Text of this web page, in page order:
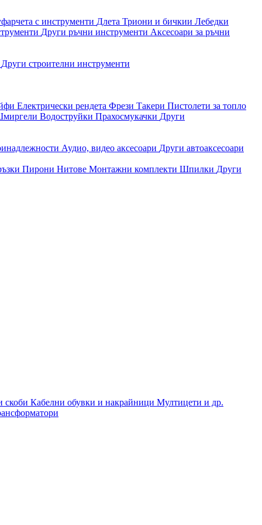
с инструменти Длета Триони и бичкии Лебедки
Други ръчни инструменти Аксесоари за ръчни
Други строителни инструменти
Електрически рендета Фрези Такери Пистолети за топло
Водоструйки Прахосмукачки Други
Аудио, видео аксесоари Други автоаксесоари
Пирони Нитове Монтажни комплекти Шпилки Други
скоби Кабелни обувки и накрайници Мултицети и др.